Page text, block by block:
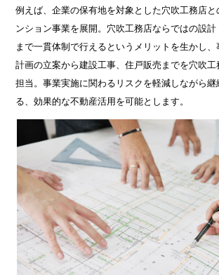
例えば、企業の保有地を対象とした穴吹工務店
ンション事業を展開。穴吹工務店ならではの設
まで一貫体制で行えるというメリットを生かし
計画の立案から建設工事、住戸販売までを穴吹
担当。事業実施に関わるリスクを軽減しながら
る、効果的な不動産活用を可能とします。